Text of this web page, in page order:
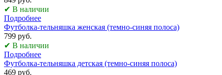
✔ В наличии
Подробнее
Футболка-тельняшка женская (темно-синяя полоса)
799 руб.
✔ В наличии
Подробнее
Футболка-тельняшка детская (темно-синяя полоса)
469 руб.